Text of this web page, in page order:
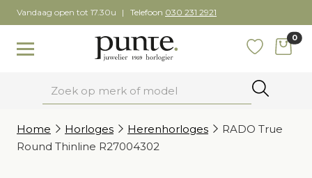
Skip
to
content
Vandaag open tot 17.30u Telefoon 030 231 2921
Toggle navigation
0
Home
Horloges Herenhorloges
RADO True
Round Thinline R27004302